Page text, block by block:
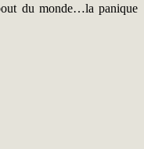
du monde…la panique